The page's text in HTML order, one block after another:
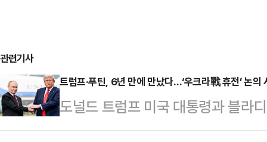
관련기사
트럼프·푸틴, 6년 만에 만났다…‘우크라戰 휴전’ 논의
도널드 트럼프 미국 대통령과 블라
시간) 우크라이나 전쟁 종식의 중대